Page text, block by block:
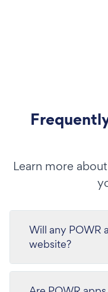
Learn more
Will any POWR
website?